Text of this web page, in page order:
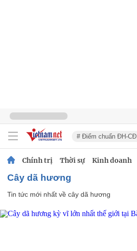
# Điểm chuẩn ĐH-CĐ
Chính trị Thời sự Kinh doanh
cây dã hương
Tin tức mới nhất về cây dã hương